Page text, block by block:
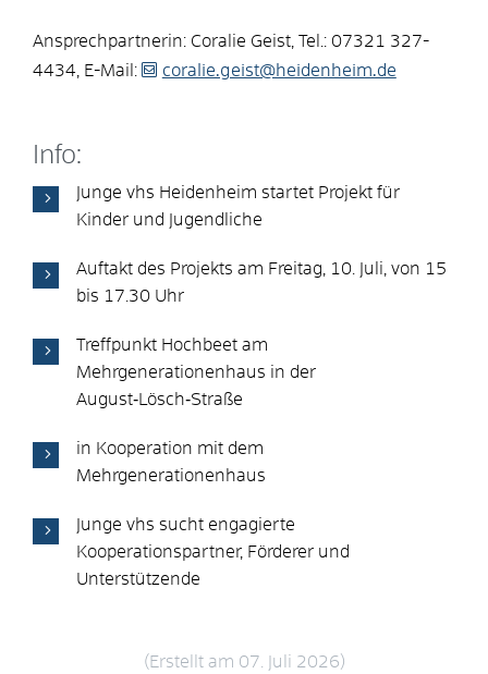
Ansprechpartnerin: Coralie Geist, Tel.: 07321 327-
4434, E-Mail:
coralie.geist@heidenheim.de
Info:
Junge vhs Heidenheim startet Projekt für
Kinder und Jugendliche
Auftakt des Projekts am Freitag, 10. Juli, von 15
bis 17.30 Uhr
Treffpunkt Hochbeet am
Mehrgenerationenhaus in der
August‑Lösch‑Straße
in Kooperation mit dem
Mehrgenerationenhaus
Junge vhs sucht engagierte
Kooperationspartner, Förderer und
Unterstützende
(Erstellt am 07. Juli 2026)